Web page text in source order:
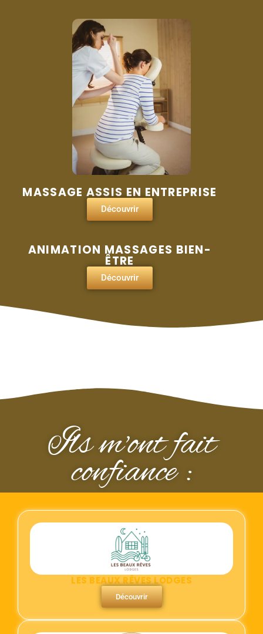
MASSAGE ASSIS EN ENTREPRISE
Découvrir
ANIMATION MASSAGES BIEN-
ÊTRE
Découvrir
Ils m'ont fait
confiance :
LES BEAUX RÊVES LODGES
Découvrir